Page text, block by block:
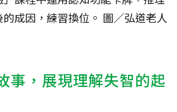
成因，練習換位。 圖／弘道老人
事，展現理解失智的起